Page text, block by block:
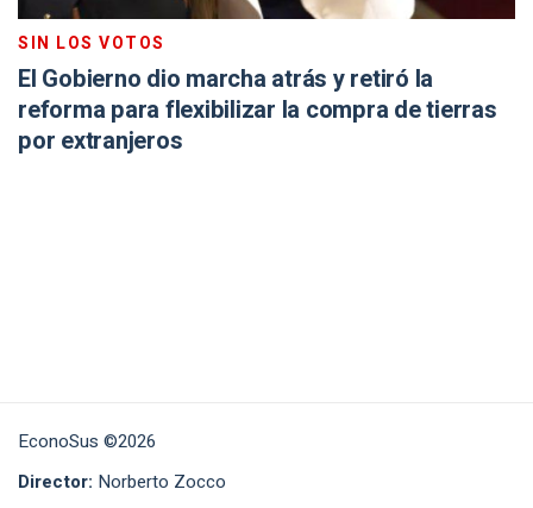
SIN LOS VOTOS
El Gobierno dio marcha atrás y retiró la
reforma para flexibilizar la compra de tierras
por extranjeros
EconoSus ©2026
Director: Norberto Zocco